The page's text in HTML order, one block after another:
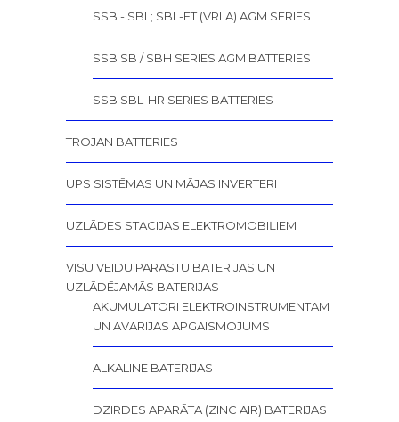
SSB - SBL; SBL-FT (VRLA) AGM SERIES
SSB SB / SBH SERIES AGM BATTERIES
SSB SBL-HR SERIES BATTERIES
TROJAN BATTERIES
UPS SISTĒMAS UN MĀJAS INVERTERI
UZLĀDES STACIJAS ELEKTROMOBIĻIEM
VISU VEIDU PARASTU BATERIJAS UN
UZLĀDĒJAMĀS BATERIJAS
AKUMULATORI ELEKTROINSTRUMENTAM
UN AVĀRIJAS APGAISMOJUMS
ALKALINE BATERIJAS
DZIRDES APARĀTA (ZINC AIR) BATERIJAS